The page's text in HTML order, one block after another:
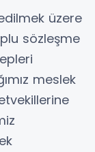
üzere
sözleşme
meslek